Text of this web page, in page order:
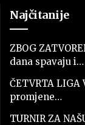
Najčitanije
ZBOG
dana spavaju i…
ČETVRTA
promjene…
TURNIR ZA